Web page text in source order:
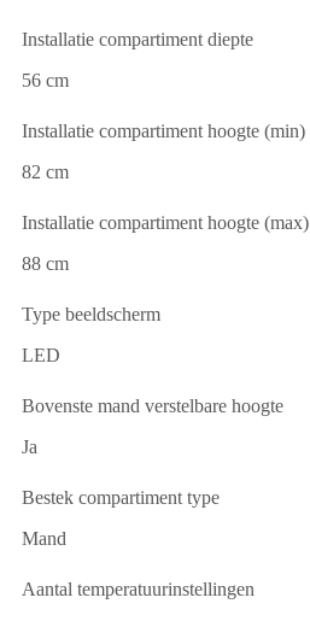
Installatie compartiment diepte
56 cm
Installatie compartiment hoogte (min)
82 cm
Installatie compartiment hoogte (max)
88 cm
Type beeldscherm
LED
Bovenste mand verstelbare hoogte
Ja
Bestek compartiment type
Mand
Aantal temperatuurinstellingen